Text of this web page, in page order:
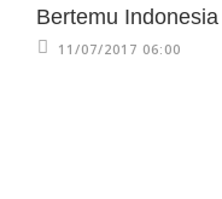
Bertemu Indonesia
11/07/2017 06:00